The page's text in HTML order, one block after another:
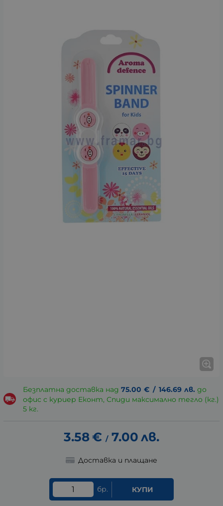
Безплатна доставка над 75.00 € / 146.69 лв. до
офис с куриер Еконт, Спиди максимално тегло (кг.)
5 кг.
3.58€ / 7.00 лв.
Доставка и плащане
бр. КУПИ